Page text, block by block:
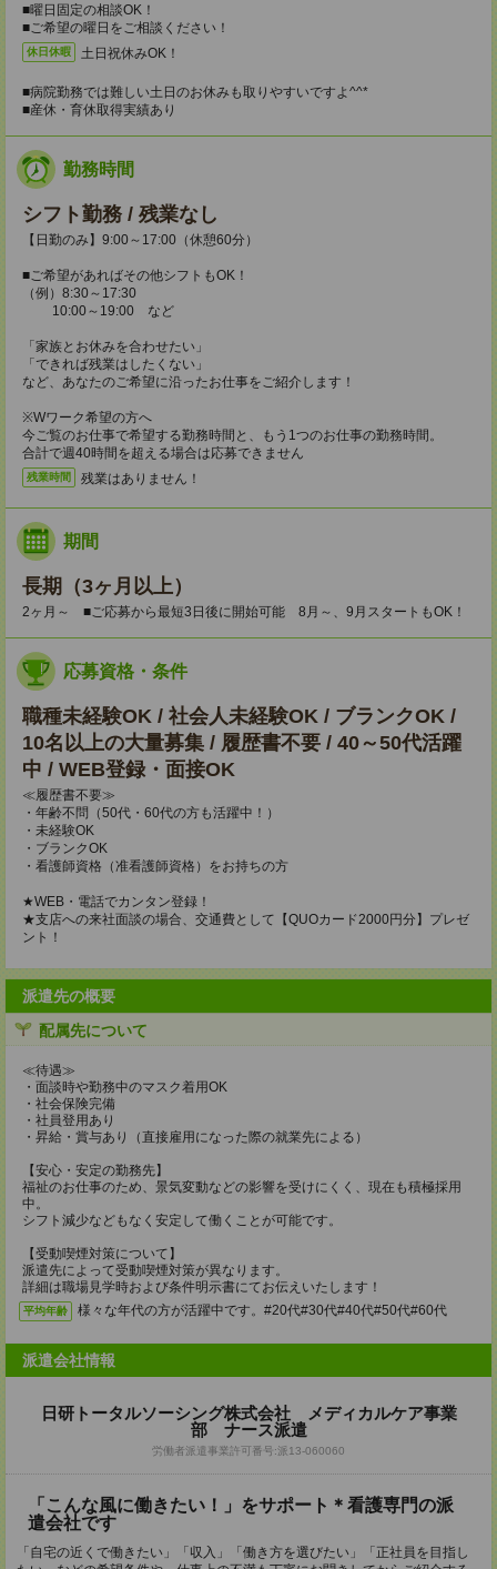
■曜日固定の相談OK！
■ご希望の曜日をご相談ください！
休日休暇 土日祝休みOK！
■病院勤務では難しい土日のお休みも取りやすいですよ^^*
■産休・育休取得実績あり
勤務時間
シフト勤務 / 残業なし
【日勤のみ】9:00～17:00（休憩60分）
■ご希望があればその他シフトもOK！
（例）8:30～17:30
10:00～19:00 など
「家族とお休みを合わせたい」
「できれば残業はしたくない」
など、あなたのご希望に沿ったお仕事をご紹介します！
※Wワーク希望の方へ
今ご覧のお仕事で希望する勤務時間と、もう1つのお仕事の勤務時間。
合計で週40時間を超える場合は応募できません
残業時間 残業はありません！
期間
長期（3ヶ月以上）
2ヶ月～ ■ご応募から最短3日後に開始可能 8月～、9月スタートもOK！
応募資格・条件
職種未経験OK / 社会人未経験OK / ブランクOK /
10名以上の大量募集 / 履歴書不要 / 40～50代活躍
中 / WEB登録・面接OK
≪履歴書不要≫
・年齢不問（50代・60代の方も活躍中！）
・未経験OK
・ブランクOK
・看護師資格（准看護師資格）をお持ちの方
★WEB・電話でカンタン登録！
★支店への来社面談の場合、交通費として【QUOカード2000円分】プレゼ
ント！
派遣先の概要
配属先について
≪待遇≫
・面談時や勤務中のマスク着用OK
・社会保険完備
・社員登用あり
・昇給・賞与あり（直接雇用になった際の就業先による）
【安心・安定の勤務先】
福祉のお仕事のため、景気変動などの影響を受けにくく、現在も積極採用
中。
シフト減少などもなく安定して働くことが可能です。
【受動喫煙対策について】
派遣先によって受動喫煙対策が異なります。
詳細は職場見学時および条件明示書にてお伝えいたします！
平均年齢 様々な年代の方が活躍中です。#20代#30代#40代#50代#60代
派遣会社情報
日研トータルソーシング株式会社 メディカルケア事業
部 ナース派遣
労働者派遣事業許可番号:派13-060060
「こんな風に働きたい！」をサポート＊看護専門の派
遣会社です
「自宅の近くで働きたい」「収入」「働き方を選びたい」「正社員を目指し